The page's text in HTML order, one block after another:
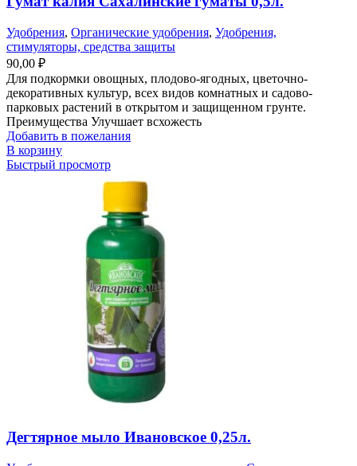
Удобрения, Органические удобрения, Удобрения,
стимуляторы, средства защиты
90,00 ₽
Для подкормки овощных, плодово-ягодных, цветочно-
декоративных культур, всех видов комнатных и садово-
парковых растений в открытом и защищенном грунте.
Преимущества Улучшает всхожесть
Добавить в пожелания
В корзину
Быстрый просмотр
Дегтярное мыло Ивановское 0,25л.